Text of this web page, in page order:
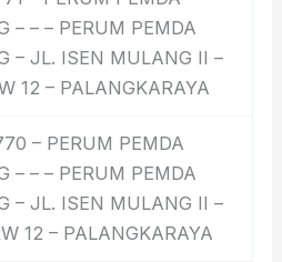
– – – PERUM PEMDA
– JL. ISEN MULANG II –
12 – PALANGKARAYA
– PERUM PEMDA
– – – PERUM PEMDA
– JL. ISEN MULANG II –
12 – PALANGKARAYA